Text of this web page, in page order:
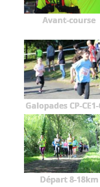
Avant-course
Galopades CP-CE1-
Départ 8-18km